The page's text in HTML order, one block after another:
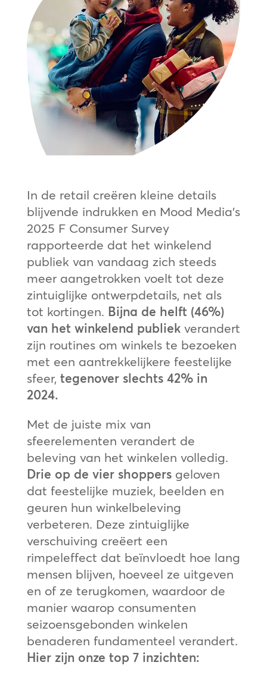
In de retail creëren kleine details
blijvende indrukken en Mood Media’s
2025 F Consumer Survey
rapporteerde dat het winkelend
publiek van vandaag zich steeds
meer aangetrokken voelt tot deze
zintuiglijke ontwerpdetails, net als
tot kortingen. Bijna de helft (46%)
van het winkelend publiekverandert
zijn routines om winkels te bezoeken
met een aantrekkelijkere feestelijke
sfeer, tegenover slechts 42% in
2024.
Met de juiste mix van
sfeerelementen verandert de
beleving van het winkelen volledig.
Drie op de vier shoppersgeloven
dat feestelijke muziek, beelden en
geuren hun winkelbeleving
verbeteren. Deze zintuiglijke
verschuiving creëert een
rimpeleffect dat beïnvloedt hoe lang
mensen blijven, hoeveel ze uitgeven
en of ze terugkomen, waardoor de
manier waarop consumenten
seizoensgebonden winkelen
benaderen fundamenteel verandert.
Hier zijn onze top 7 inzichten: